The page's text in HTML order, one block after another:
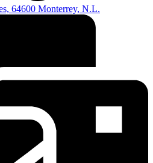
64600 Monterrey, N.L.